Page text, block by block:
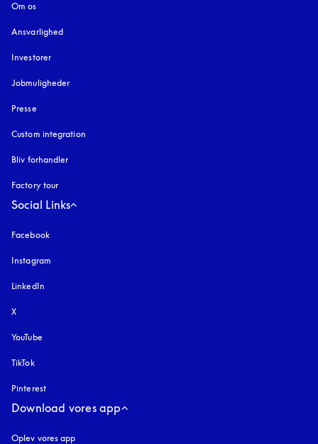
Om os
Ansvarlighed
Investorer
Jobmuligheder
Presse
Custom integration
Bliv forhandler
Factory tour
Social Links
Facebook
Instagram
LinkedIn
X
YouTube
TikTok
Pinterest
Download vores app
Oplev vores app